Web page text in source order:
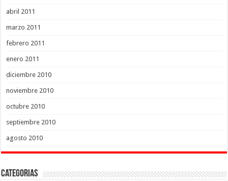
abril 2011
marzo 2011
febrero 2011
enero 2011
diciembre 2010
noviembre 2010
octubre 2010
septiembre 2010
agosto 2010
Categorias